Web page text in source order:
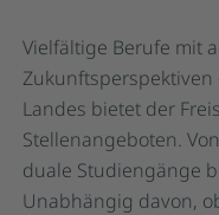
Vielfältige Berufe mit
Zukunftsperspektiven
Landes bietet der
Stellenangeboten.
duale Studiengänge
Unabhängig davon,